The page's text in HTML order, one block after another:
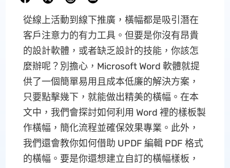
從線上活動到線下推廣，橫幅都是吸引潛在
客戶注意力的有力工具。但要是你沒有昂貴
的設計軟體，或者缺乏設計的技能，你該怎
麼辦呢？別擔心，Microsoft Word 軟體就提
供了一個簡單易用且成本低廉的解決方案，
只要點擊幾下，就能做出精美的橫幅。在本
文中，我們會探討如何利用 Word 裡的樣板製
作橫幅，簡化流程並確保效果專業。此外，
我們還會教你如何借助 UPDF 編輯 PDF 格式
的橫幅。要是你還想建立自訂的橫幅樣板，